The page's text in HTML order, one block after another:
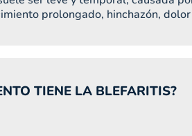
prolongado, hinchazón,
TIENE LA BLEFARITIS?